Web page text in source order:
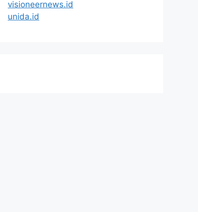
visioneernews.id
unida.id